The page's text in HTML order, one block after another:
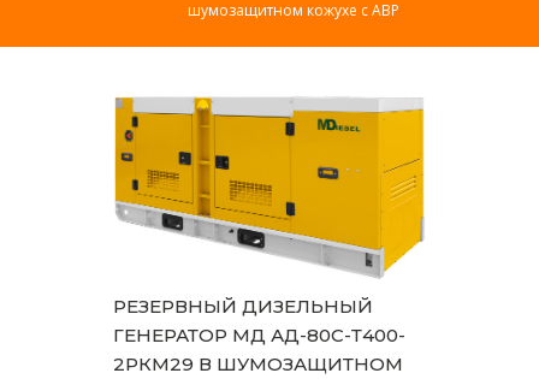
шумозащитном кожухе с АВР
РЕЗЕРВНЫЙ ДИЗЕЛЬНЫЙ
ГЕНЕРАТОР МД АД-80С-Т400-
2РКМ29 В ШУМОЗАЩИТНОМ